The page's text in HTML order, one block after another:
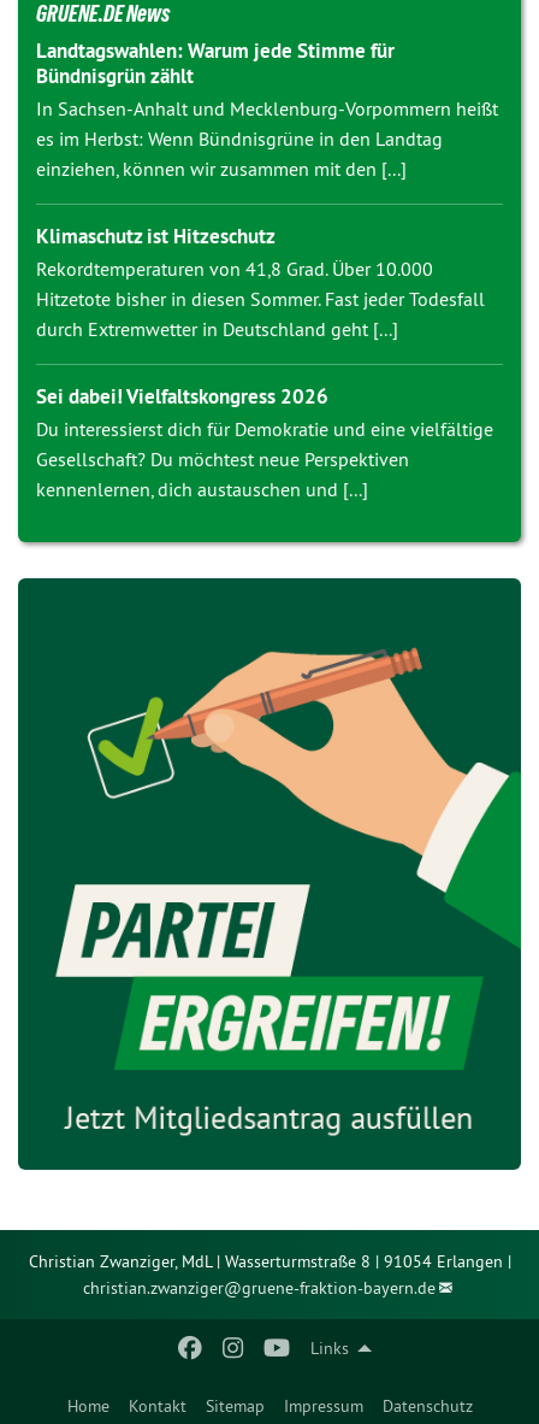
Links
Home Kontakt Sitemap Impressum Datenschutz
GRUENE.DE News
Landtagswahlen: Warum jede Stimme für
Bündnisgrün zählt
In Sachsen-Anhalt und Mecklenburg-Vorpommern heißt
es im Herbst: Wenn Bündnisgrüne in den Landtag
einziehen, können wir zusammen mit den [...]
Klimaschutz ist Hitzeschutz
Rekordtemperaturen von 41,8 Grad. Über 10.000
Hitzetote bisher in diesen Sommer. Fast jeder Todesfall
durch Extremwetter in Deutschland geht [...]
Sei dabei! Vielfaltskongress 2026
Du interessierst dich für Demokratie und eine vielfältige
Gesellschaft? Du möchtest neue Perspektiven
kennenlernen, dich austauschen und [...]
Christian Zwanziger, MdL | Wasserturmstraße 8 | 91054 Erlangen |
christian.zwanziger@gruene-fraktion-bayern.de